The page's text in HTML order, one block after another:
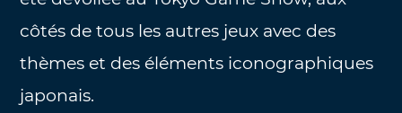
côtés de tous les autres jeux avec des
thèmes et des éléments iconographiques
japonais.